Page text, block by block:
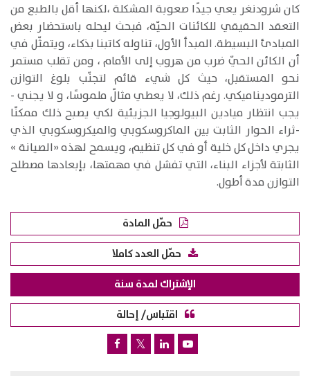
​كان شرودنغر يعي جيدًا صعوبة المشكلة ،لكنها أقل بالطبع من
التعقد الحقيقي للكائنات الحيّة، فبحث ليحله باستحضار بعض
المبادئ البسيطة. المبدأ الأول، تناوله كاتبنا بذكاء، ويتمثّل في
أن الكائن الحيّ ضرب من هروب إلى الأمام ، ومن تقلب مستمر
نحو المستقبل، حيث كل شيء قائم لتجنّب بلوغ التوازن
الترموديناميكي. رغم ذلك، لا يعطي مثالً ملموسًا، و لا يجني -
يجب انتظار ميادين البيولوجيا الجزيئية لكي يصبح ذلك ممكنًا
-ثراء الحوار الثابت بين الماكروسكوبي والميكروسكوبي الذي
يجري داخل كل خلية أو في كل تنظيم، ويسمح لهذه «الصيانة »
الثابتة لأجزاء البناء، التي تفشل في مهمتها، بإبعادها مصطلح
التوازن مدة أطول.
حمّل المادة
حمّل العدد كاملا
الإشتراك لمدة سنة
اقتباس/ إحالة